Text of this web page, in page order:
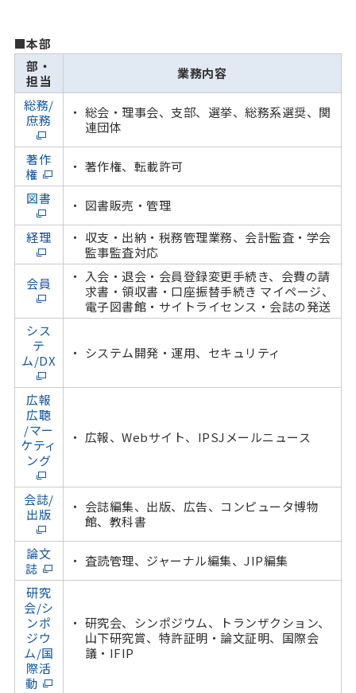
■本部
部・
担当
業務内容
総務/
庶務
総会・理事会、支部、選挙、総務系選奨、関
連団体
著作
権
著作権、転載許可
図書
図書販売・管理
経理
収支・出納・税務管理業務、会計監査・学会
監事監査対応
会員
入会・退会・会員登録変更手続き、会費の請
求書・領収書・口座振替手続き マイページ、
電子図書館・サイトライセンス・会誌の発送
シス
テ
ム/DX
システム開発・運用、セキュリティ
広報
広聴
/マー
ケティ
ング
広報、Webサイト、IPSJメールニュース
会誌/
出版
会誌編集、出版、広告、コンピュータ博物
館、教科書
論文
誌
査読管理、ジャーナル編集、JIP編集
研究
会/シ
ンポ
ジウ
ム/国
際活
動
研究会、シンポジウム、トランザクション、
山下研究賞、特許証明・論文証明、国際会
議・IFIP